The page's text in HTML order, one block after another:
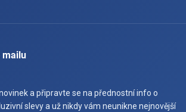
mailu
a připravte se na přednostní info o
slevy a už nikdy vám neunikne nejnovější